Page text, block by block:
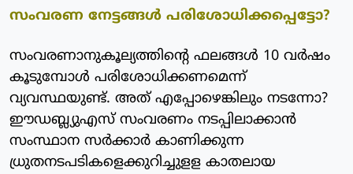
സംവരണ നേട്ടങ്ങള്‍ പരിശോധിക്കപ്പെട്ടോ?
സംവരണാനുകൂല്യത്തിന്റെ ഫലങ്ങള്‍ 10 വര്‍ഷം
കൂടുമ്പോള്‍ പരിശോധിക്കണമെന്ന്
വ്യവസ്ഥയുണ്ട്. അത് എപ്പോഴെങ്കിലും നടന്നോ?
ഈഡബ്ല്യുഎസ് സംവരണം നടപ്പിലാക്കാന്‍
സംസ്ഥാന സര്‍ക്കാര്‍ കാണിക്കുന്ന
ധ്രുതനടപടികളെക്കുറിച്ചുളള കാതലായ